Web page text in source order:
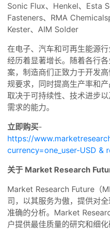
Sonic Flux、Henkel、Esta
Fasteners、RMA
Kester、AIM Solder
在电子、汽车和可再生能源
经历着显著增长。随着各行
案，制造商们正致力于开发
规要求，同时提高生产率和
取决于可持续性、技术进步
需求的能力。
立即购买-
https://
currency=one_user-USD &
关于 Market Research
Market Research Future（
司，以其服务为傲，提供对
准确的分析。Market
户提供最佳质量的研究和细